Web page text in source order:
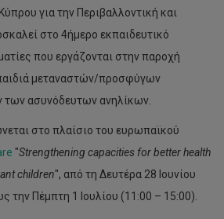
για την Περιβαλλοντική και
στο 4ήμερο εκπαιδευτικό
που εργάζονται στην παροχή
μεταναστών/προσφύγων
των ασυνόδευτων ανηλίκων.
στο πλαίσιο του ευρωπαϊκού
"Strengthening capacities for better health
children", από τη Δευτέρα 28 Ιουνίου
την Πέμπτη 1 Ιουλίου (11:00 – 15:00).